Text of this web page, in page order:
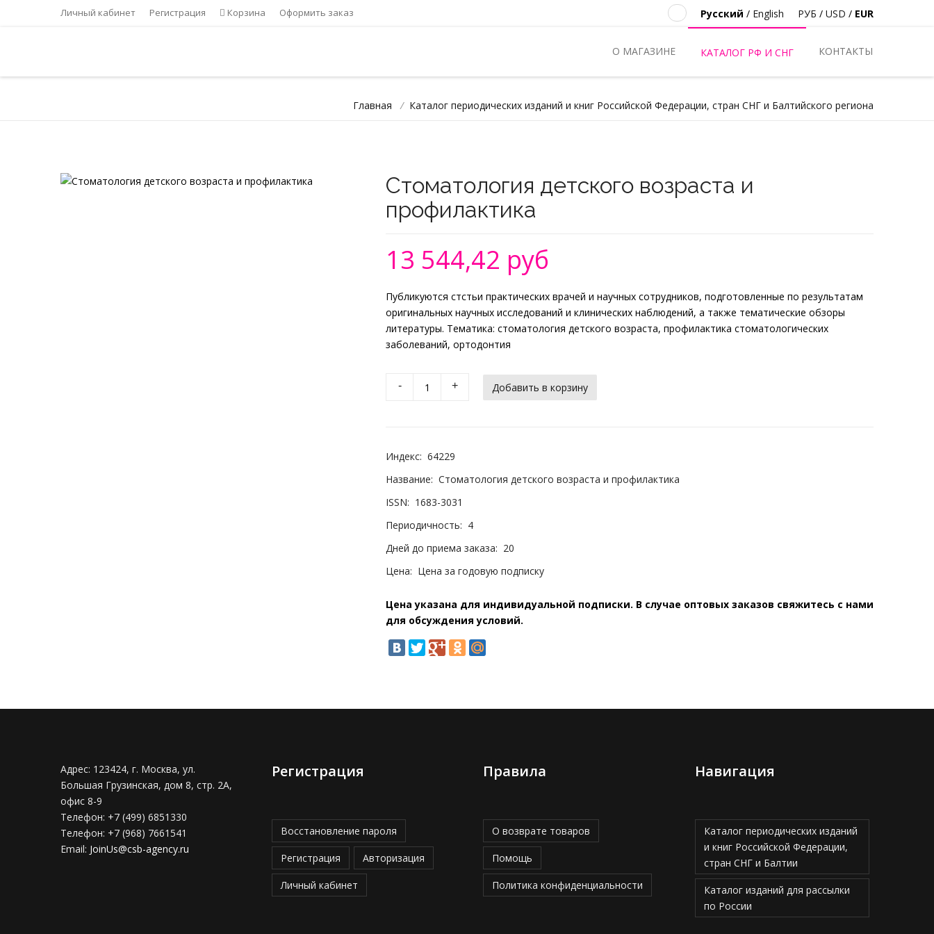
Личный кабинет Регистрация Корзина Оформить заказ РУБ / USD / EUR
Русский / English
О МАГАЗИНЕ КАТАЛОГ РФ И СНГ КОНТАКТЫ
Главная / Каталог периодических изданий и книг Российской Федерации, стран СНГ и Балтийского региона
Стоматология детского возраста и
профилактика
13 544,42 руб
Публикуются стстьи практических врачей и научных сотрудников, подготовленные по результатам
оригинальных научных исследований и клинических наблюдений, а также тематические обзоры
литературы. Тематика: стоматология детского возраста, профилактика стоматологических
заболеваний, ортодонтия
- +
Индекс: 64229
Название: Стоматология детского возраста и профилактика
ISSN: 1683-3031
Периодичность: 4
Дней до приема заказа: 20
Цена: Цена за годовую подписку
Цена указана для индивидуальной подписки. В случае оптовых заказов свяжитесь с нами
для обсуждения условий.
Адрес: 123424, г. Москва, ул.
Большая Грузинская, дом 8, стр. 2А,
офис 8-9
Телефон: +7 (499) 6851330
Телефон: +7 (968) 7661541
Email: JoinUs@csb-agency.ru
Регистрация
Восстановление пароля
Регистрация Авторизация
Личный кабинет
Правила
О возврате товаров
Помощь
Политика конфиденциальности
Навигация
Каталог периодических изданий
и книг Российской Федерации,
стран СНГ и Балтии
Каталог изданий для рассылки
по России